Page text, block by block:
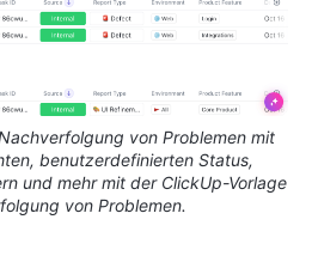
von Problemen mit
benutzerdefinierten Status,
und mehr mit der ClickUp-Vorlage
von Problemen.